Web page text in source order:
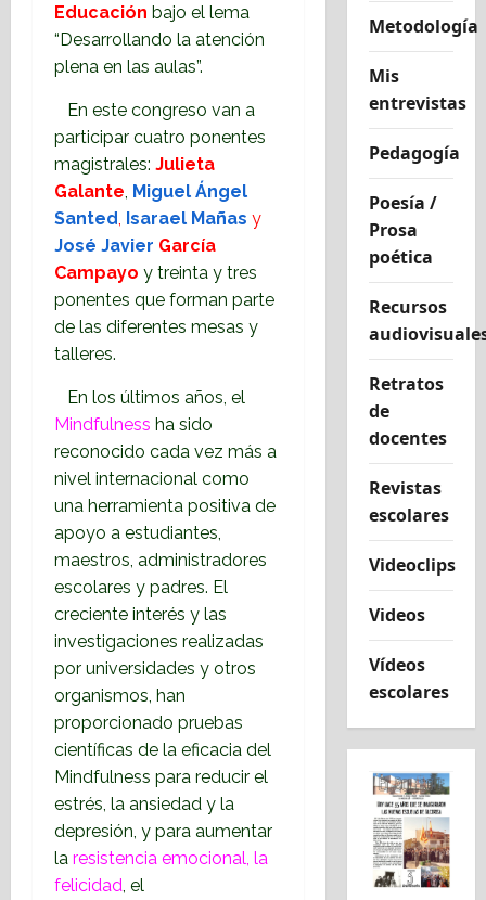
Educación bajo el lema
“Desarrollando la atención
plena en las aulas”.
En este congreso van a
participar cuatro ponentes
magistrales: Julieta
Galante Miguel Ángel
Santed Isarael Mañas y
José Javier García
Campayo y treinta y tres
ponentes que forman parte
de las diferentes mesas y
talleres.
En los últimos años, el
Mindfulness ha sido
reconocido cada vez más a
nivel internacional como
una herramienta positiva de
apoyo a estudiantes,
maestros, administradores
escolares y padres. El
creciente interés y las
investigaciones realizadas
por universidades y otros
organismos, han
proporcionado pruebas
científicas de la eficacia del
Mindfulness para reducir el
estrés, la ansiedad y la
depresión, y para aumentar
la resistencia emocional, la
felicidad , el
Metodología
Mis
entrevistas
Pedagogía
Poesía /
Prosa
poética
Recursos
Retratos
de
docentes
Revistas
escolares
Videoclips
Videos
Vídeos
escolares